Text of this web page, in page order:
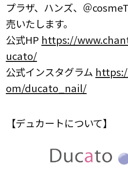
プラザ、ハンズ、＠
売いたします。
公式HP https://
ucato/
公式インスタグラム
om/ducato_nail/
【デュカートについて】